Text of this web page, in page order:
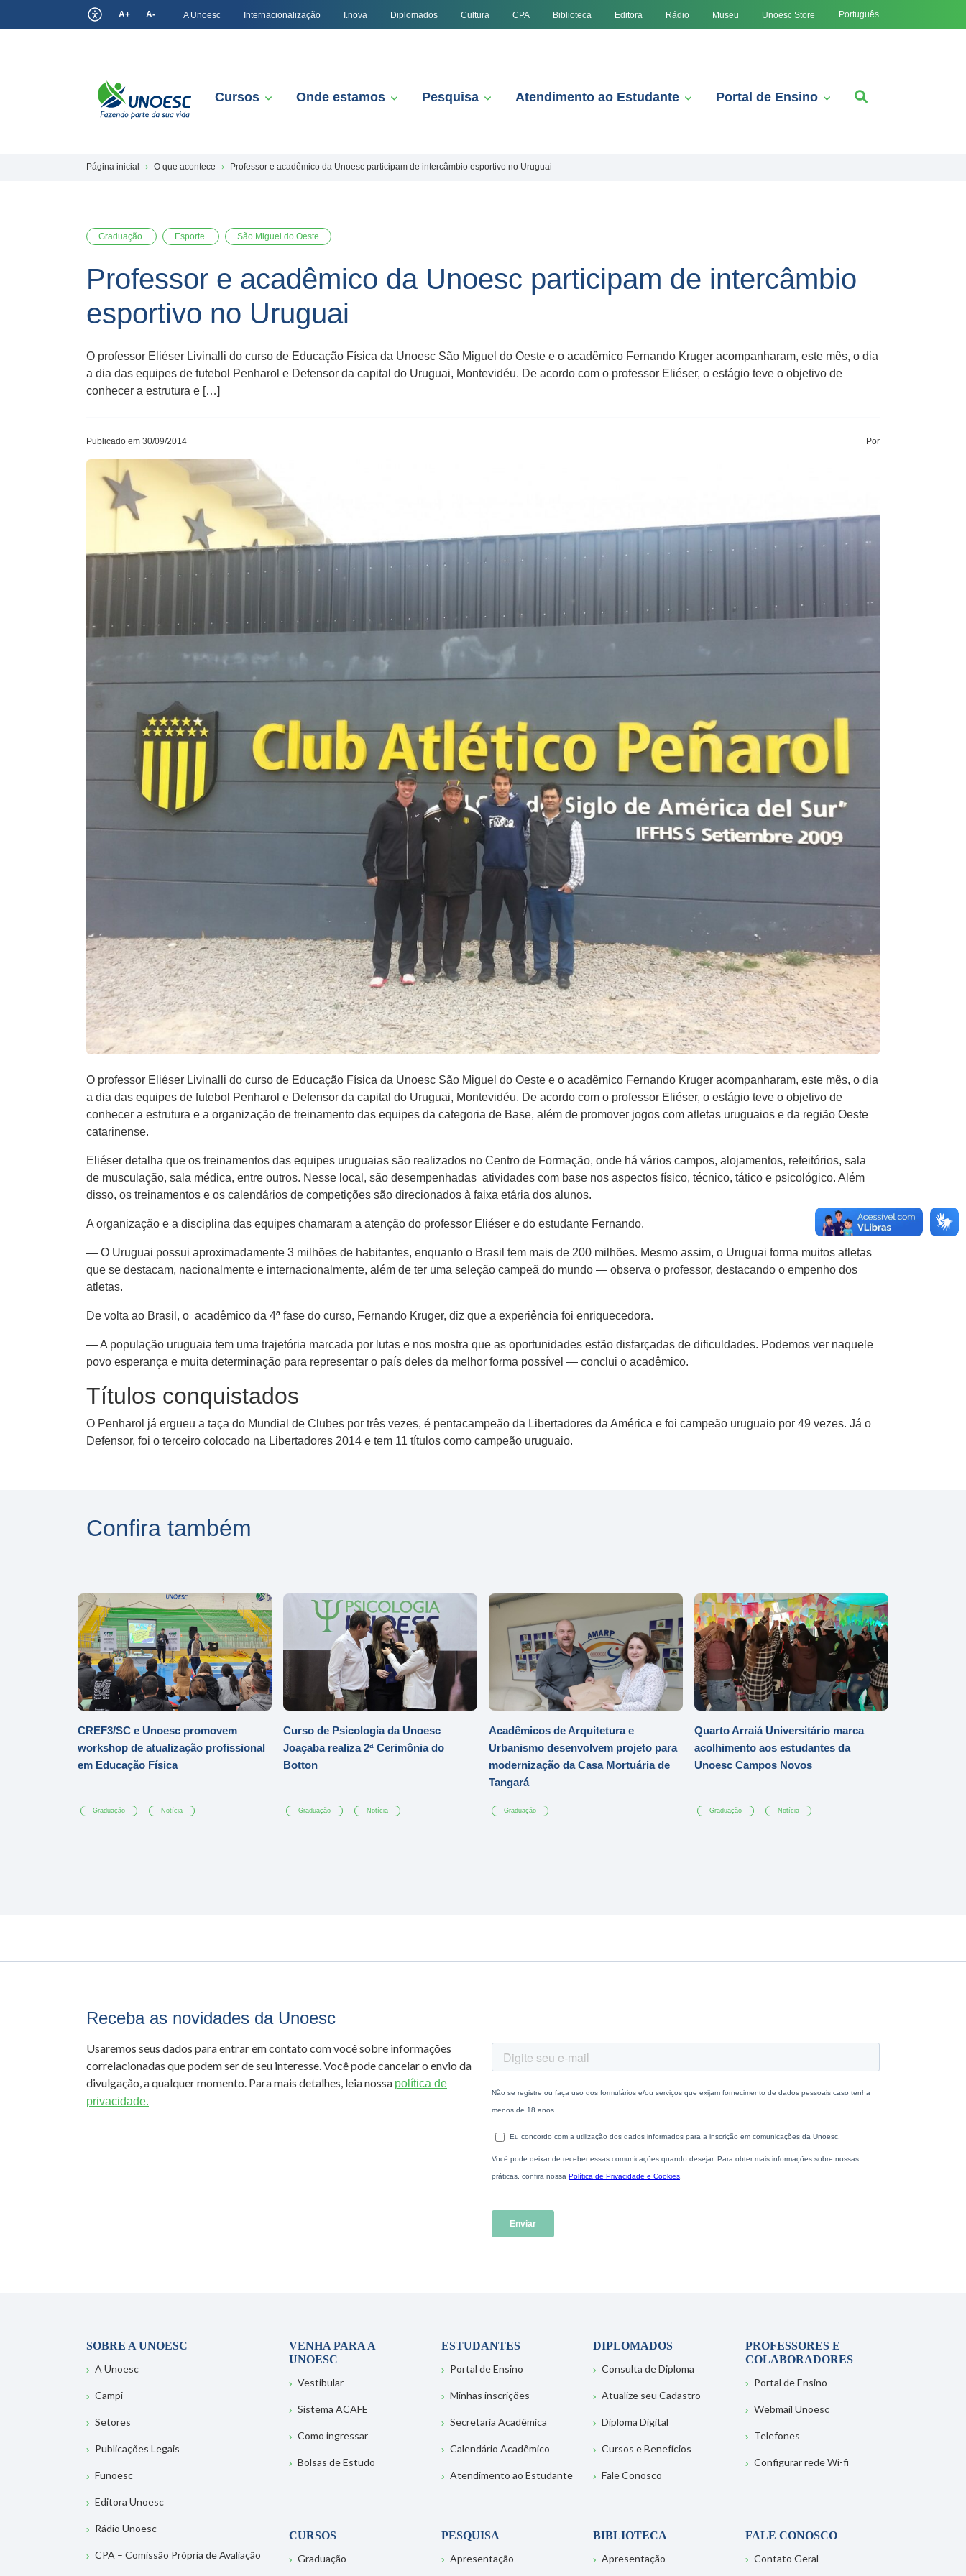
A+ A- A Unoesc Internacionalização I.nova Diplomados Cultura CPA Biblioteca Editora Rádio Museu Unoesc Store Português
Cursos Onde estamos Pesquisa Atendimento ao Estudante Portal de Ensino
Página inicial O que acontece Professor e acadêmico da Unoesc participam de intercâmbio esportivo no Uruguai
Graduação Esporte São Miguel do Oeste
Professor e acadêmico da Unoesc participam de intercâmbio
esportivo no Uruguai
O professor Eliéser Livinalli do curso de Educação Física da Unoesc São Miguel do Oeste e o acadêmico Fernando Kruger acompanharam, este mês, o dia
a dia das equipes de futebol Penharol e Defensor da capital do Uruguai, Montevidéu. De acordo com o professor Eliéser, o estágio teve o objetivo de
conhecer a estrutura e […]
Publicado em 30/09/2014 Por
O professor Eliéser Livinalli do curso de Educação Física da Unoesc São Miguel do Oeste e o acadêmico Fernando Kruger acompanharam, este mês, o dia
a dia das equipes de futebol Penharol e Defensor da capital do Uruguai, Montevidéu. De acordo com o professor Eliéser, o estágio teve o objetivo de
conhecer a estrutura e a organização de treinamento das equipes da categoria de Base, além de promover jogos com atletas uruguaios e da região Oeste
catarinense.
Eliéser detalha que os treinamentos das equipes uruguaias são realizados no Centro de Formação, onde há vários campos, alojamentos, refeitórios, sala
de musculação, sala médica, entre outros. Nesse local, são desempenhadas atividades com base nos aspectos físico, técnico, tático e psicológico. Além
disso, os treinamentos e os calendários de competições são direcionados à faixa etária dos alunos.
A organização e a disciplina das equipes chamaram a atenção do professor Eliéser e do estudante Fernando.
— O Uruguai possui aproximadamente 3 milhões de habitantes, enquanto o Brasil tem mais de 200 milhões. Mesmo assim, o Uruguai forma muitos atletas
que se destacam, nacionalmente e internacionalmente, além de ter uma seleção campeã do mundo — observa o professor, destacando o empenho dos
atletas.
De volta ao Brasil, o acadêmico da 4ª fase do curso, Fernando Kruger, diz que a experiência foi enriquecedora.
— A população uruguaia tem uma trajetória marcada por lutas e nos mostra que as oportunidades estão disfarçadas de dificuldades. Podemos ver naquele
povo esperança e muita determinação para representar o país deles da melhor forma possível — conclui o acadêmico.
Títulos conquistados
O Penharol já ergueu a taça do Mundial de Clubes por três vezes, é pentacampeão da Libertadores da América e foi campeão uruguaio por 49 vezes. Já o
Defensor, foi o terceiro colocado na Libertadores 2014 e tem 11 títulos como campeão uruguaio.
Confira também
CREF3/SC e Unoesc promovem
workshop de atualização profissional
em Educação Física
Graduação Notícia
Curso de Psicologia da Unoesc
Joaçaba realiza 2ª Cerimônia do
Botton
Graduação Notícia
Acadêmicos de Arquitetura e
Urbanismo desenvolvem projeto para
modernização da Casa Mortuária de
Tangará
Graduação
Quarto Arraiá Universitário marca
acolhimento aos estudantes da
Unoesc Campos Novos
Graduação Notícia
Receba as novidades da Unoesc
Usaremos seus dados para entrar em contato com você sobre informações
correlacionadas que podem ser de seu interesse. Você pode cancelar o envio da
divulgação, a qualquer momento. Para mais detalhes, leia nossa política de
privacidade.
SOBRE A UNOESC
A Unoesc
Campi
Setores
Publicações Legais
Funoesc
Editora Unoesc
Rádio Unoesc
CPA – Comissão Própria de Avaliação
VENHA PARA A
UNOESC
Vestibular
Sistema ACAFE
Como ingressar
Bolsas de Estudo
ESTUDANTES
Portal de Ensino
Minhas inscrições
Secretaria Acadêmica
Calendário Acadêmico
Atendimento ao Estudante
DIPLOMADOS
Consulta de Diploma
Atualize seu Cadastro
Diploma Digital
Cursos e Benefícios
Fale Conosco
PROFESSORES E
COLABORADORES
Portal de Ensino
Webmail Unoesc
Telefones
Configurar rede Wi-fi
CURSOS
Graduação
PESQUISA
Apresentação
BIBLIOTECA
Apresentação
FALE CONOSCO
Contato Geral